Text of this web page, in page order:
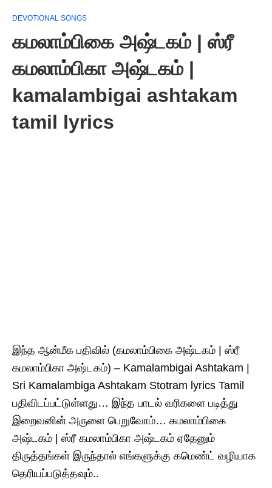
DEVOTIONAL SONGS
கமலாம்பிகை அஷ்டகம் | ஸ்ரீ
கமலாம்பிகா அஷ்டகம் |
kamalambigai ashtakam
tamil lyrics
இந்த ஆன்மீக பதிவில் (கமலாம்பிகை அஷ்டகம் | ஸ்ரீ
கமலாம்பிகா அஷ்டகம்) – Kamalambigai Ashtakam |
Sri Kamalambiga Ashtakam Stotram lyrics Tamil
பதிவிடப்பட்டுள்ளது… இந்த பாடல் வரிகளை படித்து
இறைவனின் அருளை பெறுவோம்… கமலாம்பிகை
அஷ்டகம் | ஸ்ரீ கமலாம்பிகா அஷ்டகம் ஏதேனும்
திருத்தங்கள் இருந்தால் எங்களுக்கு கமெண்ட் வழியாக
தெரியப்படுத்தவும்..